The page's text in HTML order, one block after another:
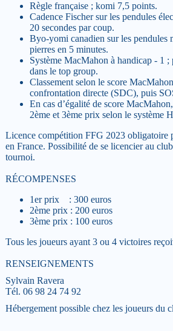
Règle française ; komi 7,5 points.
Cadence Fischer sur les pendules
20 secondes par coup.
Byo-yomi canadien sur les pendules
pierres en 5 minutes.
Système MacMahon à handicap - 1 ;
dans le top group.
Classement selon le score
confrontation directe (SDC), puis
En cas d’égalité de score
2ème et 3ème prix selon le système
Licence compétition FFG 2023 obligatoire
en France. Possibilité de se licencier au
tournoi.
RÉCOMPENSES
1er prix : 300 euros
2ème prix : 200 euros
3ème prix : 100 euros
Tous les joueurs ayant 3 ou 4 victoires
RENSEIGNEMENTS
Sylvain Ravera
Tél. 06 98 24 74 92
Hébergement possible chez les joueurs du